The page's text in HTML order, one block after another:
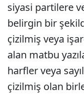
siyasi partilere
belirgin bir
çizilmiş veya
alan matbu
harfler veya
çizilmiş olan